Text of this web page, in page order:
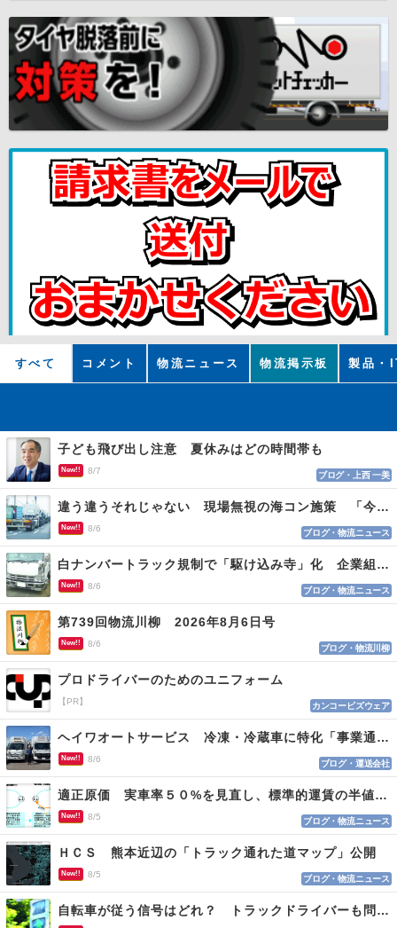
すべて コメント 物流ニュース 物流掲示板 製品・
子ども飛び出し注意 夏休みはどの時間帯も
New!! 8/7 ブログ・上西 一美
違う違うそれじゃない 現場無視の海コン施策 「今でも平均２～３時間は待つ」
New!! 8/6 ブログ・物流ニュース
白ナンバートラック規制で「駆け込み寺」化 企業組合が入会基準を見直しへ
New!! 8/6 ブログ・物流ニュース
第739回物流川柳 2026年8月6日号
New!! 8/6 ブログ・物流川柳
プロドライバーのためのユニフォーム
【PR】 カンコービズウェア
ヘイワオートサービス 冷凍・冷蔵車に特化「事業通じ貢献目指す」
New!! 8/6 ブログ・運送会社
適正原価 実車率５０%を見直し、標準的運賃の半値の恐れも
New!! 8/5 ブログ・物流ニュース
ＨＣＳ 熊本近辺の「トラック通れた道マップ」公開
New!! 8/5 ブログ・物流ニュース
自転車が従う信号はどれ？ トラックドライバーも問われる認識